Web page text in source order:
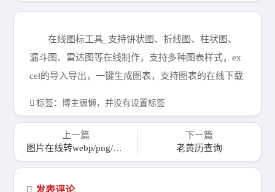
在线图标工具_支持饼状图、折线图、柱状图、
漏斗图、雷达图等在线制作，支持多种图表样式，ex
cel的导入导出，一键生成图表，支持图表的在线下载
标签：博主很懒，并没有设置标签
上一篇
图片在线转webp/png/jpeg格式
下一篇
老黄历查询
发表评论